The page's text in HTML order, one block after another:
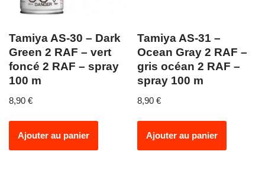
Tamiya AS-30 – Dark
Green 2 RAF – vert
foncé 2 RAF – spray
100 m
8,90 €
Ajouter au panier
Tamiya AS-31 –
Ocean Gray 2 RAF –
gris océan 2 RAF –
spray 100 m
8,90€
Ajouter au panier